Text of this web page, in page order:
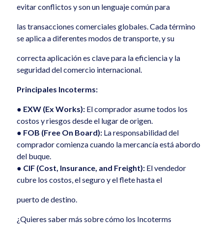
evitar conflictos y son un lenguaje común para
las transacciones comerciales globales. Cada término
se aplica a diferentes modos de transporte, y su
correcta aplicación es clave para la eficiencia y la
seguridad del comercio internacional.
Principales Incoterms:
● EXW (Ex Works): El comprador asume todos los
costos y riesgos desde el lugar de origen.
● FOB (Free On Board): La responsabilidad del
comprador comienza cuando la mercancía está abordo
del buque.
● CIF (Cost, Insurance, and Freight): El vendedor
cubre los costos, el seguro y el flete hasta el
puerto de destino.
¿Quieres saber más sobre cómo los Incoterms